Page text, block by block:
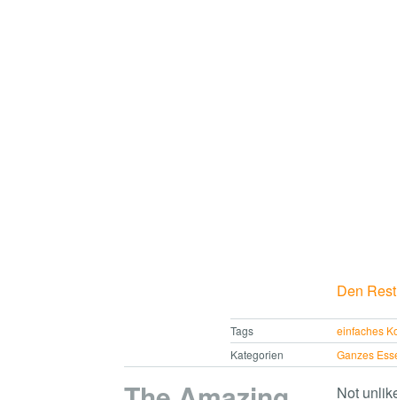
Den
Tags
einfaches
Kategorien
Ganzes
Not